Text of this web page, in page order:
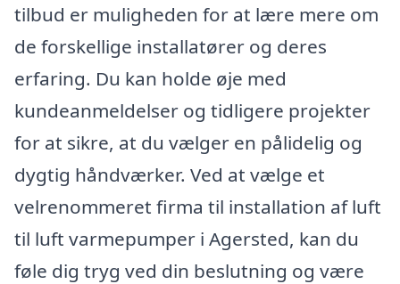
tilbud er muligheden for at lære mere om
de forskellige installatører og deres
erfaring. Du kan holde øje med
kundeanmeldelser og tidligere projekter
for at sikre, at du vælger en pålidelig og
dygtig håndværker. Ved at vælge et
velrenommeret firma til installation af luft
til luft varmepumper i Agersted, kan du
føle dig tryg ved din beslutning og være